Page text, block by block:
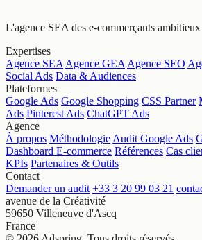
L'agence SEA des e-commerçants
Expertises
Agence SEA Agence GEA Agence SEO
Social Ads Data & Audiences
Plateformes
Google Ads Google Shopping CSS Partner
Ads Pinterest Ads ChatGPT Ads
Agence
À propos Méthodologie Audit Google Ads
Dashboard E-commerce Références Cas
KPIs Partenaires & Outils
Contact
Demander un audit +33 3 20 99 03 21
avenue de la Créativité
59650 Villeneuve d'Ascq
France